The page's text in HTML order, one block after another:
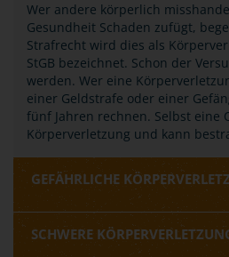
Wer andere körperlich
Gesundheit Schaden zufügt,
Strafrecht wird dies als
StGB bezeichnet. Schon der
werden. Wer eine
einer Geldstrafe oder einer
fünf Jahren rechnen. Selbst eine
Körperverletzung und kann
GEFÄHRLICHE
SCHWERE